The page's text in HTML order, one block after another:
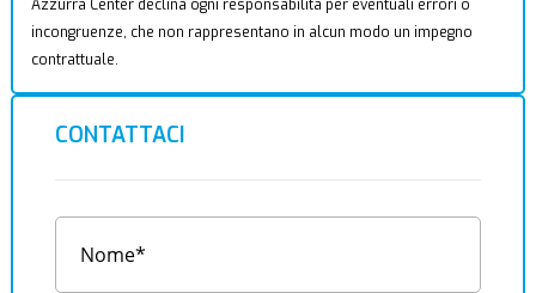
Azzurra Center declina ogni responsabilità per eventuali errori o
incongruenze, che non rappresentano in alcun modo un impegno
contrattuale.
CONTATTACI